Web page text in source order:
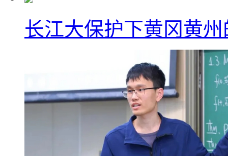
长江大保护下黄冈黄